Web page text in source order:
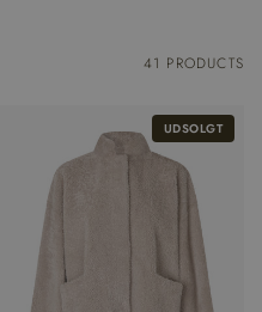
41 PRODUCTS
UDSOLGT